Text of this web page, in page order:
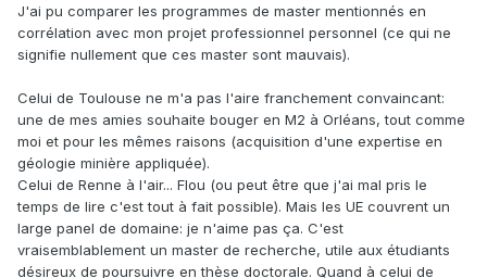
Orléans '', mais les profs et les chercheurs se rendent
compte que t'as beau avoir de bonnes notes là bas, au
retour le niveau n'est pas bon du tout
moitié est dégoutée du master ressource, 4 ont
sérieusement penser à se réorienter, ça a enlevé la passion
cailloux à 2 etc etc ^^
Mais sinon Orléans est une belle ville, certains profs sont
vraiment au top ! D'autres... Heureusement ils partent en
retraite !
Le prof de métallo '' je suis désolé on n'a pas assez
J'ai pu comparer les programmes de master mentionnés en
corrélation avec mon projet professionnel personnel (ce qui ne
signifie nullement que ces master sont mauvais).
Celui de Toulouse ne m'a pas l'aire franchement convaincant:
une de mes amies souhaite bouger en M2 à Orléans, tout comme
moi et pour les mêmes raisons (acquisition d'une expertise en
géologie minière appliquée).
Celui de Renne à l'air... Flou (ou peut être que j'ai mal pris le
temps de lire c'est tout à fait possible). Mais les UE couvrent un
large panel de domaine: je n'aime pas ça. C'est
vraisemblablement un master de recherche, utile aux étudiants
désireux de poursuivre en thèse doctorale. Quand à celui de